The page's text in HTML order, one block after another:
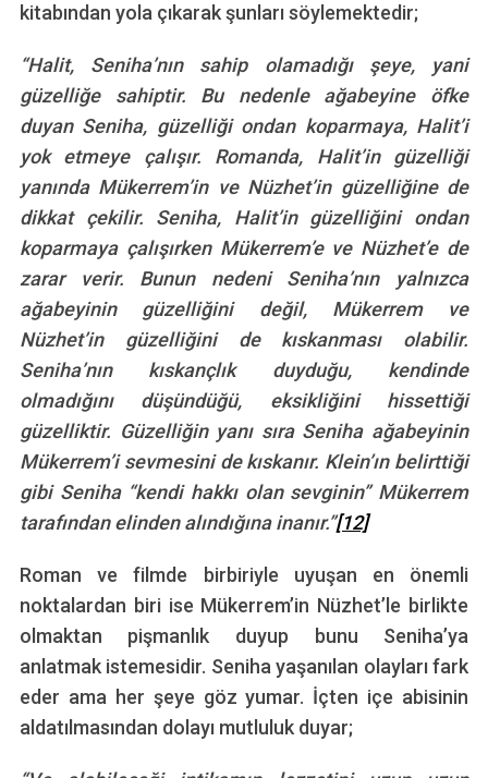
kitabından yola çıkarak şunları söylemektedir;
“Halit, Seniha’nın sahip olamadığı şeye, yani
güzelliğe sahiptir. Bu nedenle ağabeyine öfke
duyan Seniha, güzelliği ondan koparmaya, Halit’i
yok etmeye çalışır. Romanda, Halit’in güzelliği
yanında Mükerrem’in ve Nüzhet’in güzelliğine de
dikkat çekilir. Seniha, Halit’in güzelliğini ondan
koparmaya çalışırken Mükerrem’e ve Nüzhet’e de
zarar verir. Bunun nedeni Seniha’nın yalnızca
ağabeyinin güzelliğini değil, Mükerrem ve
Nüzhet’in güzelliğini de kıskanması olabilir.
Seniha’nın kıskançlık duyduğu, kendinde
olmadığını düşündüğü, eksikliğini hissettiği
güzelliktir. Güzelliğin yanı sıra Seniha ağabeyinin
Mükerrem’i sevmesini de kıskanır. Klein’ın belirttiği
gibi Seniha “kendi hakkı olan sevginin” Mükerrem
tarafından elinden alındığına inanır.”[12]
Roman ve filmde birbiriyle uyuşan en önemli
noktalardan biri ise Mükerrem’in Nüzhet’le birlikte
olmaktan pişmanlık duyup bunu Seniha’ya
anlatmak istemesidir. Seniha yaşanılan olayları fark
eder ama her şeye göz yumar. İçten içe abisinin
aldatılmasından dolayı mutluluk duyar;